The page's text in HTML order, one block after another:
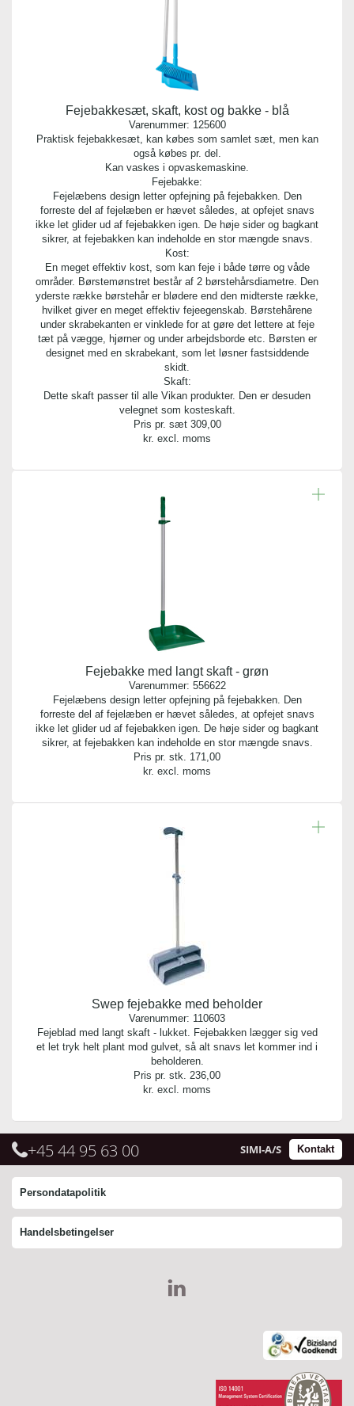
Fejebakkesæt, skaft, kost og bakke - blå
Varenummer: 125600
Praktisk fejebakkesæt, kan købes som samlet sæt, men kan
også købes pr. del.
Kan vaskes i opvaskemaskine.
Fejebakke:
Fejelæbens design letter opfejning på fejebakken. Den
forreste del af fejelæben er hævet således, at opfejet snavs
ikke let glider ud af fejebakken igen. De høje sider og bagkant
sikrer, at fejebakken kan indeholde en stor mængde snavs.
Kost:
En meget effektiv kost, som kan feje i både tørre og våde
områder. Børstemønstret består af 2 børstehårsdiametre. Den
yderste række børstehår er blødere end den midterste række,
hvilket giver en meget effektiv fejeegenskab. Børstehårene
under skrabekanten er vinklede for at gøre det lettere at feje
tæt på vægge, hjørner og under arbejdsborde etc. Børsten er
designet med en skrabekant, som let løsner fastsiddende
skidt.
Skaft:
Dette skaft passer til alle Vikan produkter. Den er desuden
velegnet som kosteskaft.
Pris pr. sæt 309,00
kr. excl. moms
Fejebakke med langt skaft - grøn
Varenummer: 556622
Fejelæbens design letter opfejning på fejebakken. Den
forreste del af fejelæben er hævet således, at opfejet snavs
ikke let glider ud af fejebakken igen. De høje sider og bagkant
sikrer, at fejebakken kan indeholde en stor mængde snavs.
Pris pr. stk. 171,00
kr. excl. moms
Swep fejebakke med beholder
Varenummer: 110603
Fejeblad med langt skaft - lukket. Fejebakken lægger sig ved
et let tryk helt plant mod gulvet, så alt snavs let kommer ind i
beholderen.
Pris pr. stk. 236,00
kr. excl. moms
+45 44 95 63 00 Kontakt
SIMI-A/S
Persondatapolitik
Handelsbetingelser